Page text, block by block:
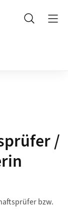
Suche
/
bzw.